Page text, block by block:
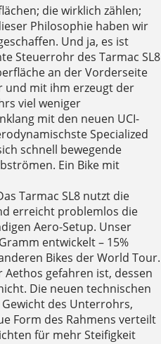
die wirklich zählen;
Philosophie haben wir
Und ja, es ist
Steuerrohr des Tarmac SL8
an der Vorderseite
und mit ihm erzeugt der
viel weniger
mit den neuen UCI-
Specialized
schnell bewegende
Ein Bike mit
Tarmac SL8 nutzt die
erreicht problemlos die
Aero-Setup. Unser
entwickelt – 15%
Bikes der World Tour.
Aethos gefahren ist, dessen
Die neuen technischen
des Unterrohrs,
Form des Rahmens verteilt
für mehr Steifigkeit